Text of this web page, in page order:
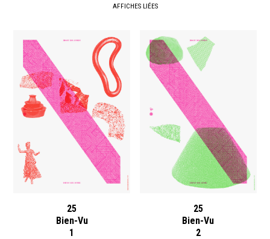
AFFICHES LIÉES
25
Bien-Vu
1
25
Bien-Vu
2